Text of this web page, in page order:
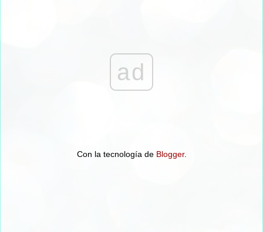
ad
Con la tecnología de Blogger.